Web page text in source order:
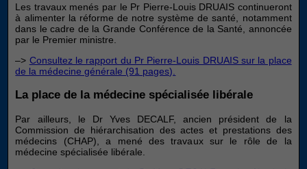
Les travaux menés par le Pr Pierre-Louis DRUAIS continueront
à alimenter la réforme de notre système de santé, notamment
dans le cadre de la Grande Conférence de la Santé, annoncée
par le Premier ministre.
–> Consultez le rapport du Pr Pierre-Louis DRUAIS sur la place
de la médecine générale (91 pages).
La place de la médecine spécialisée libérale
Par ailleurs, le Dr Yves DECALF, ancien président de la
Commission de hiérarchisation des actes et prestations des
médecins (CHAP), a mené des travaux sur le rôle de la
médecine spécialisée libérale.